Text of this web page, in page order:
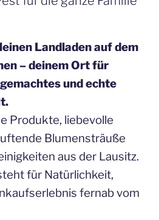
Landladen auf dem
– deinem Ort für
und echte
Produkte, liebevolle
Blumensträuße
aus der Lausitz.
für Natürlichkeit,
fernab vom